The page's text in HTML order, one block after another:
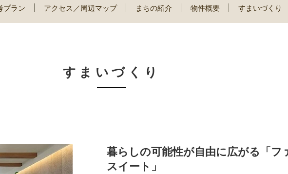
プラン アクセス／周辺マップ まちの紹介 物件概要 すまいづくり
すまいづくり
暮らしの可能性が自由に広がる「フ
スイート」